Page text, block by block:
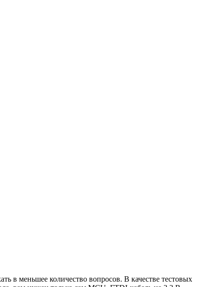
в меньшее количество вопросов. В качестве тестовых